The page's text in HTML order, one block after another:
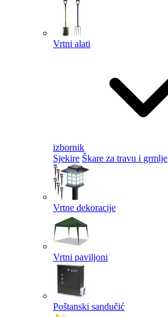
Vrtni alati
izbornik
Sjekire Škare za travu i grmlje
Vrtne dekoracije
Vrtni paviljoni
Poštanski sandučić